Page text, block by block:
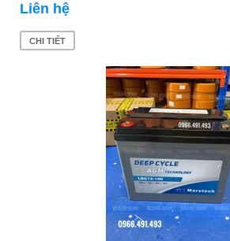
Liên hệ
CHI TIẾT